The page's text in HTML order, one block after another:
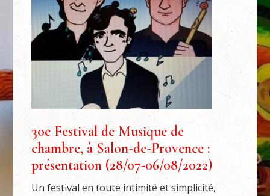
30e Festival de Musique de
chambre, à Salon-de-Provence :
présentation (28/07-06/08/2022)
Un festival en toute intimité et simplicité,